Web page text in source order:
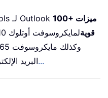
: يقدّم Kutools لـ Outlook 100+ ميزات
قوية
البريداعرف المزيد...